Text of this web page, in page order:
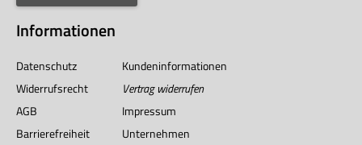
Informationen
Datenschutz
Kundeninformationen
Widerrufsrecht
Vertrag widerrufen
AGB
Impressum
Barrierefreiheit
Unternehmen